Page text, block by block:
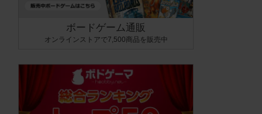
ボードゲーム通販
オンラインストアで7,500商品を販売中